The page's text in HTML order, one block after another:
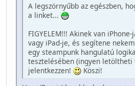
A legszörnyűbb az egészben,
a linket...
FIGYELEM!!! Akinek van
vagy iPad-je, és segítene
egy steampunk hangulatú
tesztelésében (ingyen letöltheti
jelentkezzen!
Köszi!